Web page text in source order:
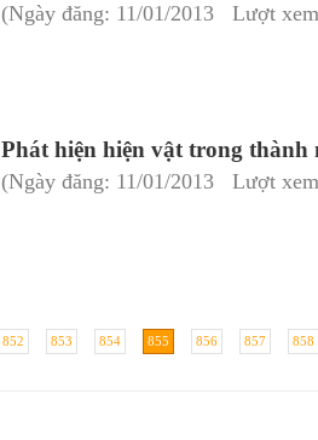
(Ngày đăng: 11/01/2013 Lượt
Phát hiện hiện vật trong thành
(Ngày đăng: 11/01/2013 Lượt
852 853 854 855 856 857 858